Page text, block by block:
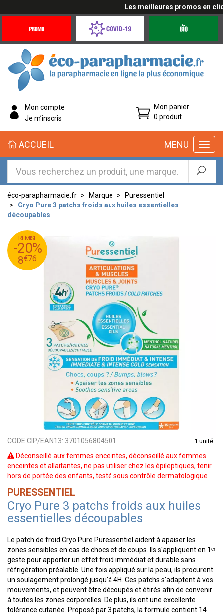
Les meilleures promos en
Offres
Coronavirus
éco-
parapharmacie.fr
éco-
parapharmacie.fr
Mon compte
Je m’inscris
Mon panier
0 produit
MENU
ACCUEIL
éco-parapharmacie.fr Marque
Puressentiel
Cryo Pure 3 patchs froids aux huiles essentielles
découpables
REMISE
-20%
8€76
10
€
95
8
€
76
CODE CIP/EAN13: 3701056804501 1 unité
Déconseillé aux femmes enceintes, déconseillé aux femmes
enceintes et allaitantes, ne pas utiliser chez les épileptiques, tenir
hors de portée des enfants, testé sous contrôle dermatologique
PURESSENTIEL
Cryo Pure 3 patchs froids aux huiles
essentielles découpables
Le patch de froid Cryo Pure Puressentiel aident à apaiser les
zones sensibles en cas de chocs et de coups. Ils s'appliquent en 1ᵉʳ
geste pour apporter un effet froid immédiat et durable sans
réfrigération préalable. Une fois appliqué sur la peau, ils procurent
un soulagement prolongé jusqu'à 4H. Ces patchs s'adaptent à vos
mouvements, et peuvent être découpés et étirés afin de convenir
à toutes les zones corporelles. De plus, ils ont une excellente
tolérance cutanée. Proposé par 3 patchs, la formule contient 14